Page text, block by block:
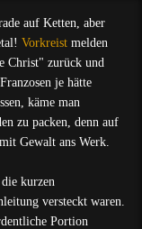
auf Ketten, aber
Vorkreist melden
Christ" zurück und
je hätte
käme man
zu packen, denn auf
Gewalt ans Werk.
kurzen
versteckt waren.
Portion